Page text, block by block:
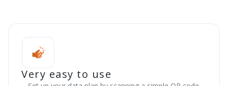
Very easy to use